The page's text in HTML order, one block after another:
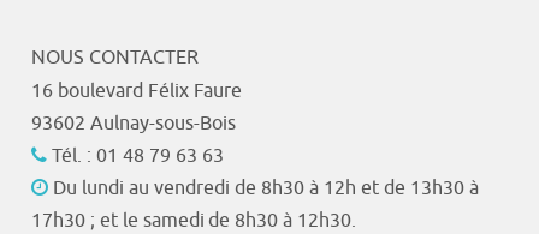
NOUS CONTACTER
16 boulevard Félix Faure
93602 Aulnay-sous-Bois
Tél. : 01 48 79 63 63
Du lundi au vendredi de 8h30 à 12h et de 13h30 à
17h30 ; et le samedi de 8h30 à 12h30.